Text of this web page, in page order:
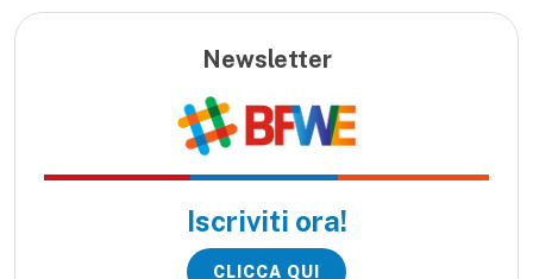
Newsletter
Iscriviti ora!
CLICCA QUI